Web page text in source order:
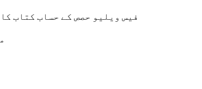
فیس ویلیو حصص کے حساب کتاب